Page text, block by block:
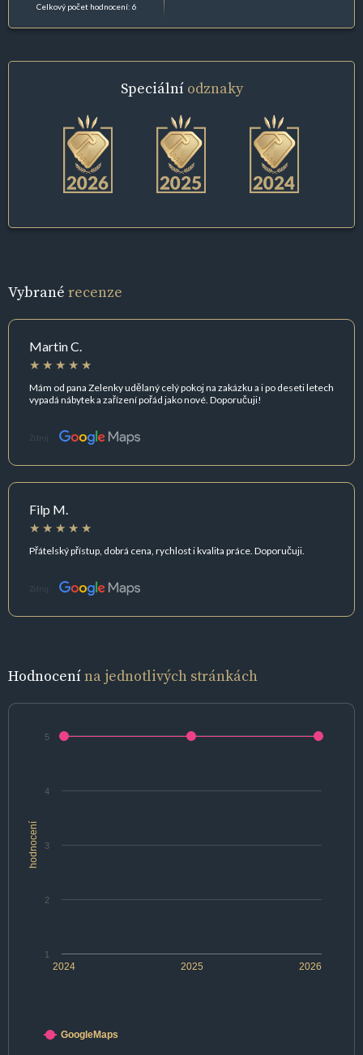
Celkový počet hodnocení: 6
Speciální odznaky
Vybrané recenze
Martin C.
Mám od pana Zelenky udělaný celý pokoj na zakázku a i po deseti letech
vypadá nábytek a zařízení pořád jako nové. Doporučuji!
Zdroj:
Filp M.
Přátelský přístup, dobrá cena, rychlost i kvalita práce. Doporučuji.
Zdroj:
Hodnocenína jednotlivých stránkách
hodnocení
2024 2025 2026
1
2
3
4
5
GoogleMaps